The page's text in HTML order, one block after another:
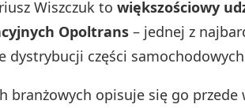
Wiszczuk to większościowy
Opoltrans – jednej z
dystrybucji części
branżowych opisuje się go